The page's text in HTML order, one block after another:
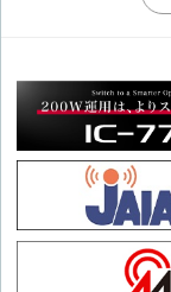
第44回 【ホーム
三脚の製作【好
第43回 【ホーム
アンテナの製作